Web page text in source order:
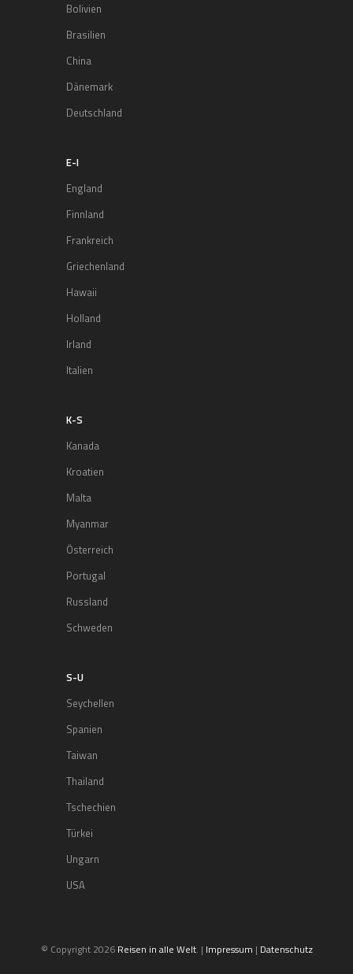
Bolivien
Brasilien
China
Dänemark
Deutschland
E-I
England
Finnland
Frankreich
Griechenland
Hawaii
Holland
Irland
Italien
K-S
Kanada
Kroatien
Malta
Myanmar
Österreich
Portugal
Russland
Schweden
S-U
Seychellen
Spanien
Taiwan
Thailand
Tschechien
Türkei
Ungarn
USA
© Copyright 2026 Reisen in alle Welt. | Impressum | Datenschutz